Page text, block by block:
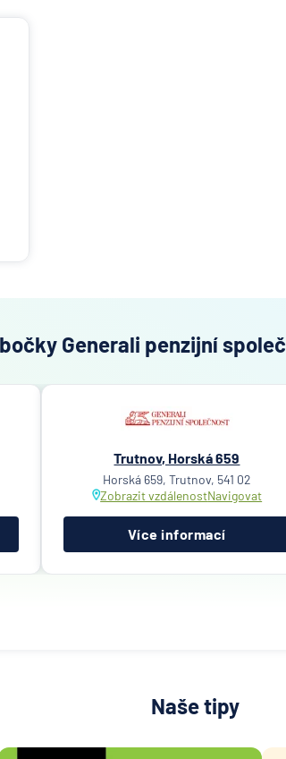
Generali penzijní
Trutnov, Horská 659
Horská 659, Trutnov, 541 02
Zobrazit vzdálenostNavigovat
Více informací
Naše tipy